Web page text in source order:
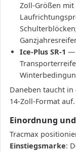
Zoll-Größen mit
Ice-Plus SR-1 —
Daneben taucht
14-Zoll-Format auf.
Einordnung
Tracmax
Einstiegsmarke: